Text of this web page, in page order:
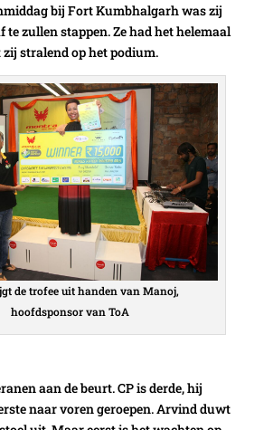
bij Fort Kumbhalgarh was zij
te zullen stappen. Ze had het helemaal
stralend op het podium.
de trofee uit handen van Manoj,
hoofdsponsor van ToA
aan de beurt. CP is derde, hij
naar voren geroepen. Arvind duwt